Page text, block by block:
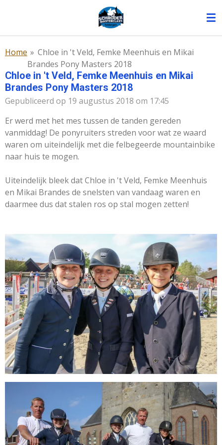
hoofdinhoud
Home » Chloe in 't Veld, Femke Meenhuis en Mikai
Brandes Pony Masters 2018
Chloe in 't Veld, Femke Meenhuis en Mikai
Brandes Pony Masters 2018
Gepubliceerd op 19 augustus 2018 om 17:45
Er werd met het mes tussen de tanden gereden
vanmiddag! De ponyruiters streden voor wat ze waard
waren om uiteindelijk met die felbegeerde mountainbike
naar huis te mogen.
Uiteindelijk bleek dat Chloe in 't Veld, Femke Meenhuis
en Mikai Brandes de snelsten van vandaag waren en
daarmee dus dat stalen ros op stal mogen zetten!